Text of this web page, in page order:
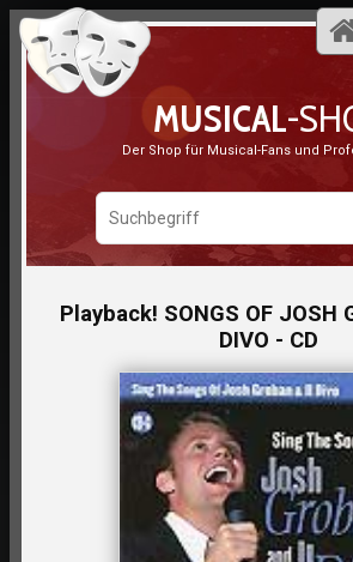
MUSICAL-
Der Shop für Musical-Fans und
Playback! SONGS OF JOSH
DIVO - CD